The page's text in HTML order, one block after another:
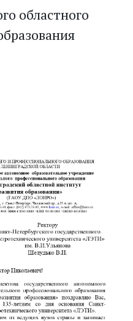
областного